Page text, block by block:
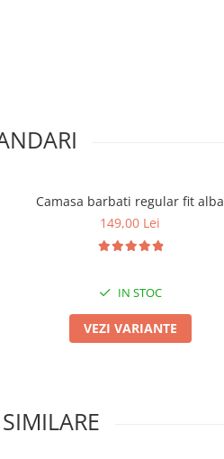
Camasa barbati regular fit alba
149,00 Lei
IN STOC
VEZI VARIANTE